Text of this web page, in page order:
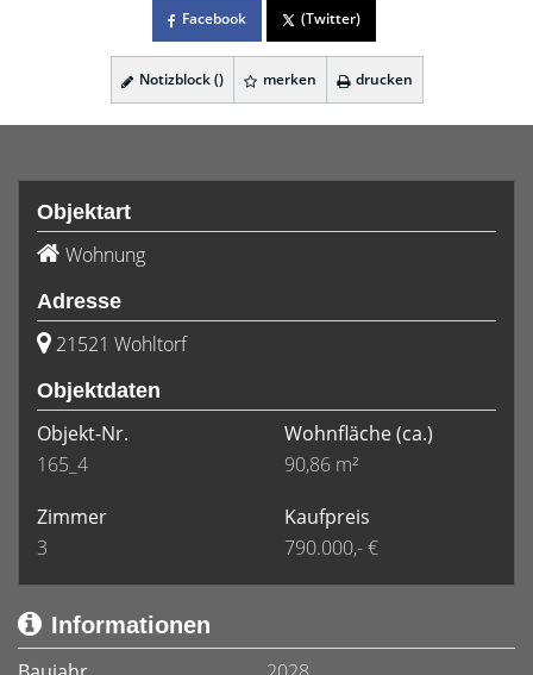
Facebook (Twitter)
Notizblock () merken drucken
Objektart
Wohnung
Adresse
21521 Wohltorf
Objektdaten
Objekt-Nr.
165_4
Wohnfläche(ca.)
90,86 m²
Zimmer
3
Kaufpreis
790.000,- €
Informationen